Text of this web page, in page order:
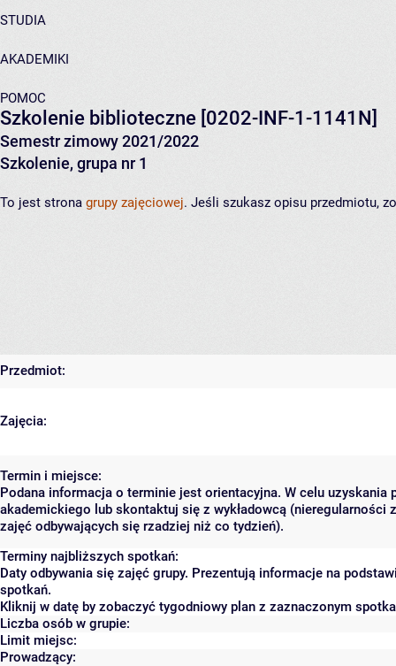
STUDIA
AKADEMIKI
POMOC
Szkolenie biblioteczne [0202-INF-1-1141N]
Semestr zimowy 2021/2022
Szkolenie, grupa nr 1
To jest strona grupy zajęciowej. Jeśli szukasz opisu przedmiotu,
Przedmiot:
Zajęcia:
Termin i miejsce:
Podana informacja o terminie jest orientacyjna. W celu
akademickiego lub skontaktuj się z wykładowcą (nieregularności
zajęć odbywających się rzadziej niż co tydzień).
Terminy najbliższych spotkań:
Daty odbywania się zajęć grupy. Prezentują informacje na
spotkań.
Kliknij w datę by zobaczyć tygodniowy plan z zaznaczonym
Liczba osób w grupie:
Limit miejsc:
Prowadzący: